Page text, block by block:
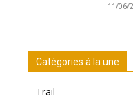
11/06/
Catégories à la une
Trail